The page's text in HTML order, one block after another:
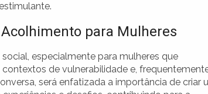
para Mulheres
especialmente para mulheres que
de vulnerabilidade e,
será enfatizada a importância de criar